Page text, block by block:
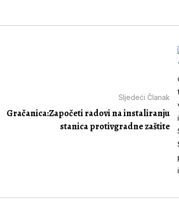
Sljedeći Članak
Gračanica:Započeti radovi na instaliranju
stanica protivgradne zaštite